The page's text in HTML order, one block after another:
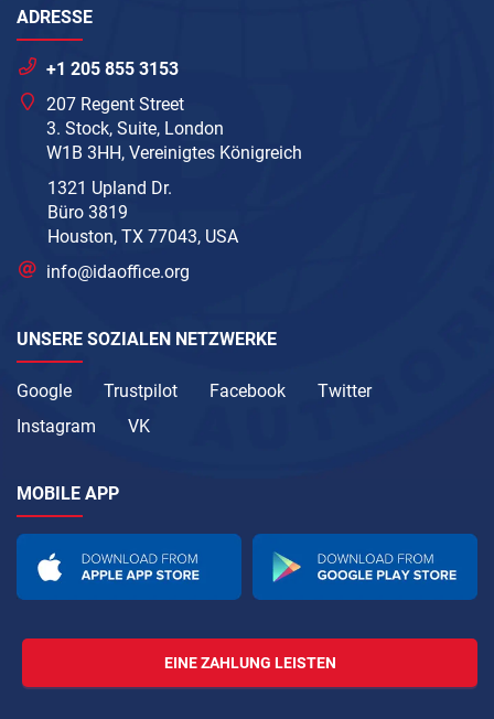
ADRESSE
+1 205 855 3153
207 Regent Street
3. Stock, Suite, London
W1B 3HH, Vereinigtes Königreich
1321 Upland Dr.
Büro 3819
Houston, TX 77043, USA
info@idaoffice.org
UNSERE SOZIALEN NETZWERKE
Google Trustpilot Facebook
Twitter
Instagram
VK
MOBILE APP
EINE ZAHLUNG LEISTEN